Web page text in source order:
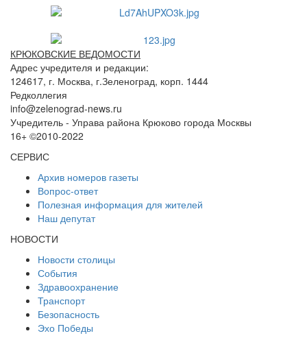
КРЮКОВСКИЕ ВЕДОМОСТИ
Адрес учредителя и редакции:
124617, г. Москва, г.Зеленоград, корп. 1444
Редколлегия
info@zelenograd-news.ru
Учредитель - Управа района Крюково города Москвы
16+ ©2010-2022
СЕРВИС
Архив номеров газеты
Вопрос-ответ
Полезная информация для жителей
Наш депутат
НОВОСТИ
Новости столицы
События
Здравоохранение
Транспорт
Безопасность
Эхо Победы